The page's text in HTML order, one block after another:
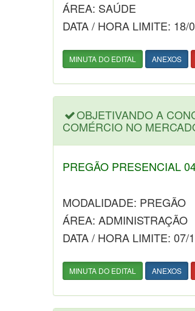
ÁREA: SAÚDE
DATA / HORA LIMITE:
MINUTA DO EDITAL ANEXOS
OBJETIVANDO A
COMÉRCIO NO
PREGÃO PRESENCIAL
MODALIDADE: PREGÃO
ÁREA: ADMINISTRAÇÃO
DATA / HORA LIMITE:
MINUTA DO EDITAL ANEXOS